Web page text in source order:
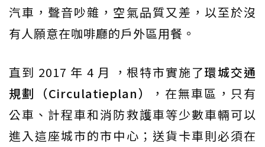
汽車，聲音吵雜，空氣品質又差，以至於沒
有人願意在咖啡廳的戶外區用餐。
直到 2017 年 4 月 ，根特市實施了環城交通
規劃（Circulatieplan）
，在無車區，只有
公車、計程車和消防救護車等少數車輛可以
進入這座城市的市中心；送貨卡車則必須在